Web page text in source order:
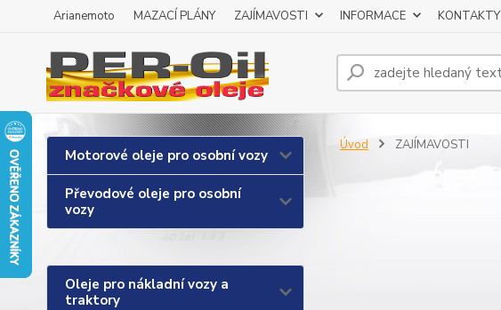
Arianemoto MAZACÍ PLÁNY ZAJÍMAVOSTI INFORMACE KONTAKTY
Motorové oleje pro osobní vozy
Převodové oleje pro osobní
vozy
Oleje pro nákladní vozy a
traktory
Úvod ZAJÍMAVOSTI